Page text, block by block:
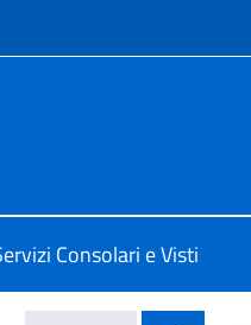
Consolari e Visti